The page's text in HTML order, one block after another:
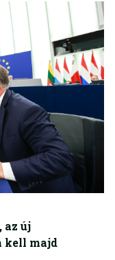
az új
kell majd